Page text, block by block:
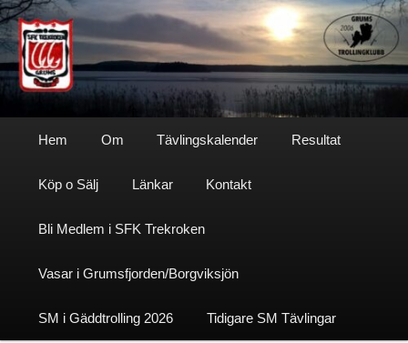
Hoppa
till
primärt
innehållSfktrekroken
Hem Om Tävlingskalender Resultat
Köp o Sälj Länkar Kontakt
Bli Medlem i SFK Trekroken
Vasar i Grumsfjorden/Borgviksjön
SM i Gäddtrolling 2026 Tidigare SM Tävlingar